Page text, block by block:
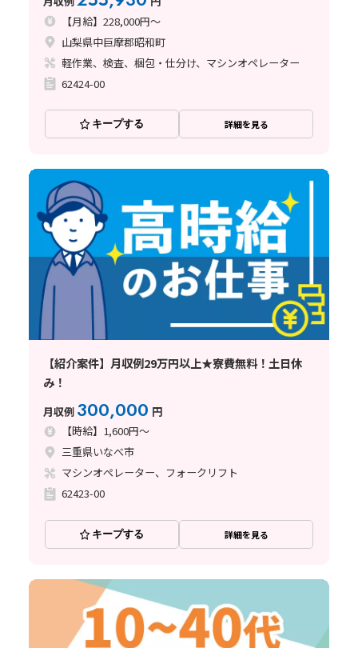
【月給】228,000円～
山梨県中巨摩郡昭和町
軽作業、検査、梱包・仕分け、マシンオペレーター
62424-00
キープする 詳細を見る
【紹介案件】月収例29万円以上★寮費無料！土日休
み！
月収例 300,000 円
【時給】1,600円～
三重県いなべ市
マシンオペレーター、フォークリフト
62423-00
キープする 詳細を見る